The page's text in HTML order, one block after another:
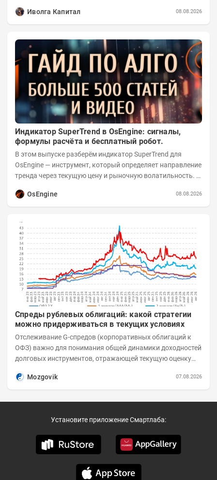
Иволга Капитал
08.08.2026
Индикатор SuperTrend в OsEngine: сигналы,
формулы расчёта и бесплатный робот.
В этом выпуске разберём индикатор SuperTrend для
OsEngine — инструмент, который определяет направление
тренда через текущую цену и рыночную волатильность. В
OsEngine
08.08.2026
Спреды рублевых облигаций: какой стратегии
можно придерживаться в текущих условиях
Отслеживание G-спредов (корпоративных облигаций к
ОФЗ) важно для понимания общей динамики доходностей
долговых инструментов, отражающей текущую оценку
Mozgovik
07.08.2026
Установите приложение Смартлаба: